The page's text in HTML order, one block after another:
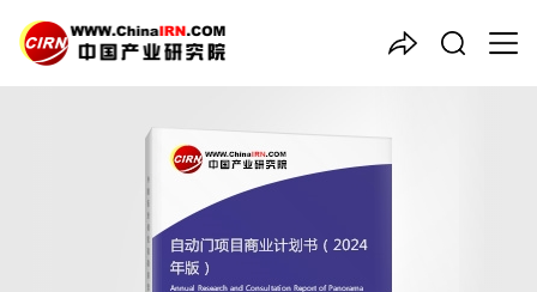
中国产业咨询领导者
（2024年版）
品质保障，一年免费更新维护
报告编号：1909892